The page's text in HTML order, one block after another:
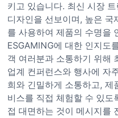
키고 있습니다. 최신 시장
디자인을 선보이며, 높은 국
를 사용하여 제품의 수명을
ESGAMING에 대한 인지도
객 여러분과 소통하기 위해
업계 컨퍼런스와 행사에 자
희와 긴밀하게 소통하고, 제
비스를 직접 체험할 수 있도
접 대면하는 것이 메시지를